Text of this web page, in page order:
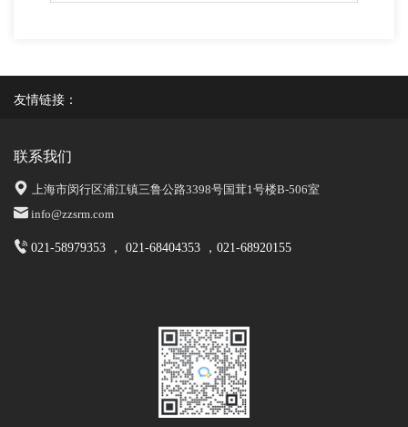
友情链接：
联系我们
上海市闵行区浦江镇三鲁公路3398号国茸1号楼B-506室
info@zzsrm.com
021-58979353 ， 021-68404353 ，021-68920155